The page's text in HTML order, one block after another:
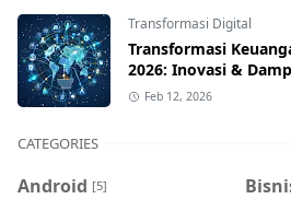
Transformasi Digital
Transformasi
2026: Inovasi &
Feb 12, 2026
CATEGORIES
Android [5]